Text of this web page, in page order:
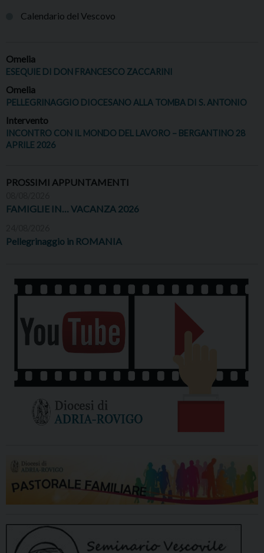
Calendario del Vescovo
Omelia
ESEQUIE DI DON FRANCESCO ZACCARINI
Omelia
PELLEGRINAGGIO DIOCESANO ALLA TOMBA DI S. ANTONIO
Intervento
INCONTRO CON IL MONDO DEL LAVORO – BERGANTINO 28
APRILE 2026
PROSSIMI APPUNTAMENTI
FAMIGLIE IN… VACANZA 2026
Pellegrinaggio in ROMANIA